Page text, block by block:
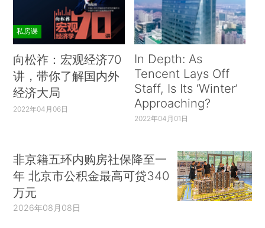
私房课
向松祚：宏观经济70
讲，带你了解国内外
经济大局
2022年04月06日
In Depth: As
Tencent Lays Off
Staff, Is Its ‘Winter’
Approaching?
2022年04月01日
非京籍五环内购房社保降至一
年 北京市公积金最高可贷340
万元
2026年08月08日